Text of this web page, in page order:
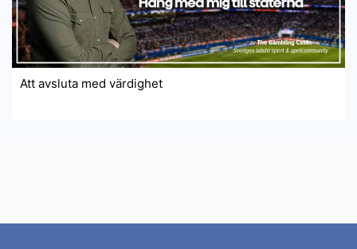
Att avsluta med värdighet